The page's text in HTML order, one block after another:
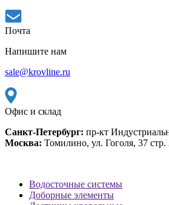
Почта
Напишите нам
sale@krovline.ru
Офис и склад
Санкт-Петербург: пр-кт
Москва: Томилино, ул. Гоголя, 37 стр.
Водосточные системы
Доборные элементы